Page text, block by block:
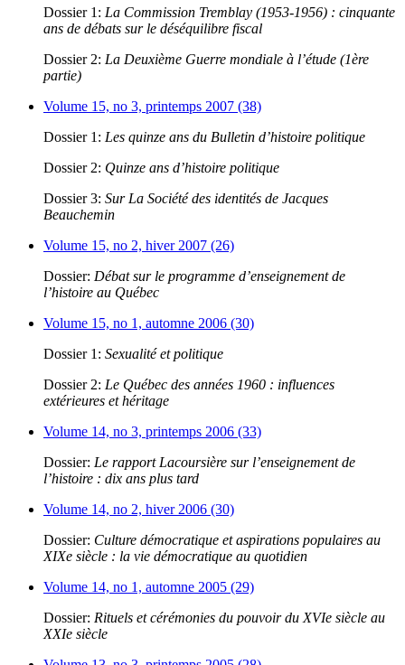
Dossier 1: La Commission Tremblay (1953-1956) : cinquante
ans de débats sur le déséquilibre fiscal
Dossier 2: La Deuxième Guerre mondiale à l’étude (1ère
partie)
Volume 15, no 3, printemps 2007 (38)
Dossier 1: Les quinze ans du Bulletin d’histoire politique
Dossier 2: Quinze ans d’histoire politique
Dossier 3: Sur La Société des identités de Jacques
Beauchemin
Volume 15, no 2, hiver 2007 (26)
Dossier: Débat sur le programme d’enseignement de
l’histoire au Québec
Volume 15, no 1, automne 2006 (30)
Dossier 1: Sexualité et politique
Dossier 2: Le Québec des années 1960 : influences
extérieures et héritage
Volume 14, no 3, printemps 2006 (33)
Dossier: Le rapport Lacoursière sur l’enseignement de
l’histoire : dix ans plus tard
Volume 14, no 2, hiver 2006 (30)
Dossier: Culture démocratique et aspirations populaires au
XIXe siècle : la vie démocratique au quotidien
Volume 14, no 1, automne 2005 (29)
Dossier: Rituels et cérémonies du pouvoir du XVIe siècle au
XXIe siècle